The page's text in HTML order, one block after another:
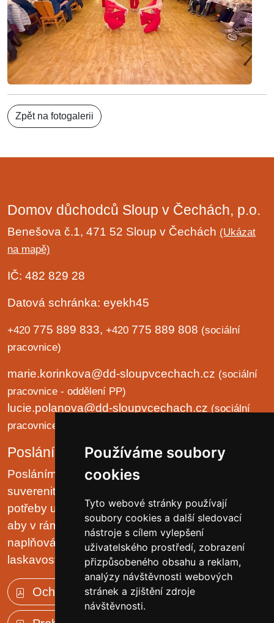
Používáme soubory
cookies
Tyto webové stránky používají
soubory cookies a další sledovací
nástroje s cílem vylepšení
uživatelského prostředí, zobrazení
přizpůsobeného obsahu a reklam,
analýzy návštěvnosti webových
stránek a zjištění zdroje
návštěvnosti.
Zpět na fotogalerii
Domov důchodců Sloup v Čechách, p.o.
Benešova č.1, 471 52 Sloup v Čechách (Ukázat
na mapě)
IČ: 482 829 28
Datová schránka: eyekh45
+420 775 889 833, +420 775 889 808 (sociální
pracovnice)
marie.korinkova@dd-sloupvcechach.cz (sociální
pracovnice - oddělení PP)
lucie.polanova@dd-sloupvcechach.cz (sociální
pracovnice - oddělení B a LP)
Poslání organizace
Posláním domova je chránit lidská práva a
suverenitu uživatelů. Zjišťovat a zajišťovat životní
potřeby uživatelů v prostředí malých komunit tak,
aby v rámci možností pobytového zařízení, jejich
naplňování plynulo přirozeně, v klidu, trpělivě a s
laskavostí vlastní rodinnému prostředí.
Ochrana osobních údajů (GDPR)